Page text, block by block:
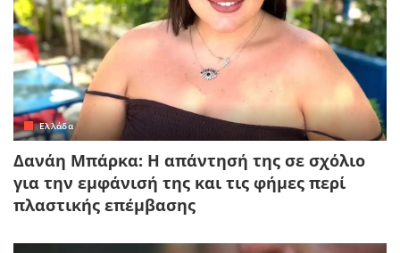
Ελλάδα
Δανάη Μπάρκα: Η απάντησή της σε σχόλιο
για την εμφάνισή της και τις φήμες περί
πλαστικής επέμβασης